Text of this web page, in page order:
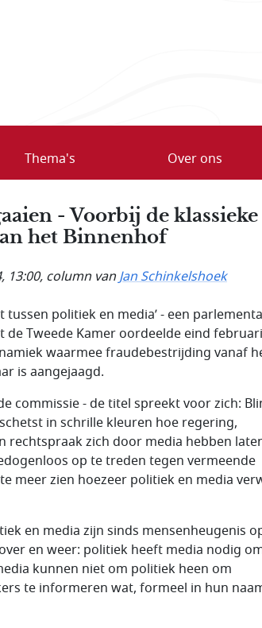
Thema's Over ons
- Voorbij de klassieke
het Binnenhof
13:00, column vanJan Schinkelshoek
tussen politiek en media’ - een
de Tweede Kamer oordeelde eind februari
waarmee fraudebestrijding vanaf
is aangejaagd.
commissie - de titel spreekt voor zich:
in schrille kleuren hoe regering,
rechtspraak zich door media hebben
op te treden tegen vermeende
meer zien hoezeer politiek en media
en media zijn sinds mensenheugenis
en weer: politiek heeft media nodig
kunnen niet om politiek heen om
te informeren wat, formeel in hun